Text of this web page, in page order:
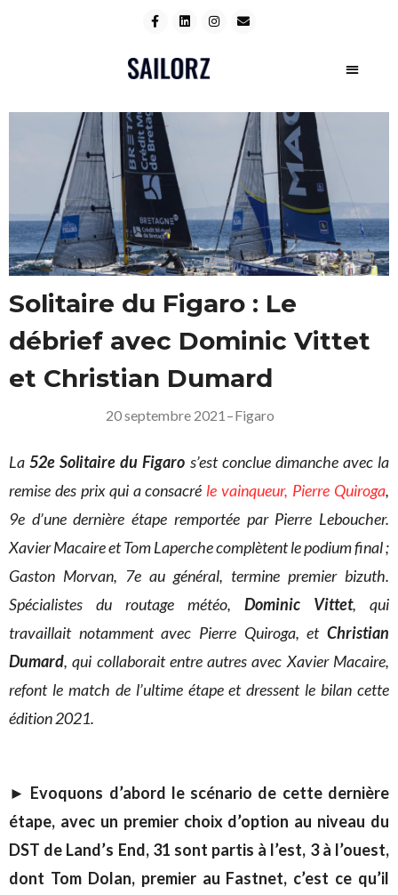
Solitaire du Figaro : Le
débrief avec Dominic Vittet
et Christian Dumard
20 septembre 2021 –Figaro
La52e Solitaire du Figaro s’est conclue dimanche avec la
remise des prix qui a consacré le vainqueur, Pierre Quiroga,
9e d’une dernière étape remportée par Pierre Leboucher.
Xavier Macaire et Tom Laperche complètent le podium final ;
Gaston Morvan, 7e au général, termine premier bizuth.
Spécialistes du routage météo, Dominic Vittet, qui
travaillait notamment avec Pierre Quiroga, et Christian
Dumard, qui collaborait entre autres avec Xavier Macaire,
refont le match de l’ultime étape et dressent le bilan cette
édition 2021.
► Evoquons d’abord le scénario de cette dernière
étape, avec un premier choix d’option au niveau du
DST de Land’s End, 31 sont partis à l’est, 3 à l’ouest,
dont Tom Dolan, premier au Fastnet, c’est ce qu’il